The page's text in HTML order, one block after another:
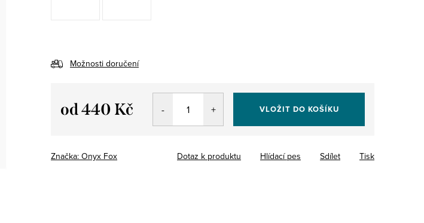
Možnosti doručení
od440 Kč VLOŽIT DO KOŠÍKU
Značka: Onyx Fox Tisk
Dotaz k produktu Hlídací pes Sdílet